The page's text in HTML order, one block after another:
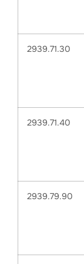
2939.71.30
2939.71.40
2939.79.90